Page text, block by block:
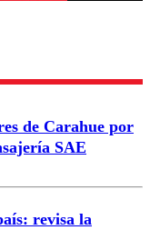
comentario
de Carahue por
SAE
revisa la